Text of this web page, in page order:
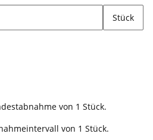
Stück
von 1 Stück.
von 1 Stück.